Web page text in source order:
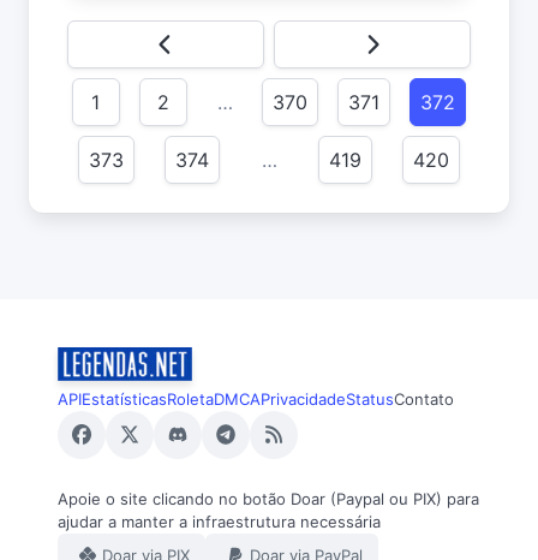
1 2 … 370 371 372
373 374 … 419 420
APIEstatísticasRoletaDMCAPrivacidadeStatusContato
Apoie o site clicando no botão Doar (Paypal ou PIX) para
ajudar a manter a infraestrutura necessária
Doar via PIX
Doar via PayPal